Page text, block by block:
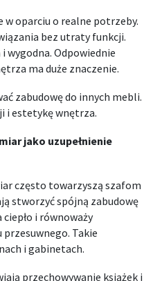
oparciu o realne potrzeby.
bez utraty funkcji.
wygodna. Odpowiednie
ma duże znaczenie.
zabudowę do innych mebli.
i estetykę wnętrza.
jako uzupełnienie
często towarzyszą szafom
stworzyć spójną zabudowę
ciepło i równoważy
Takie
i gabinetach.
przechowywanie książek i